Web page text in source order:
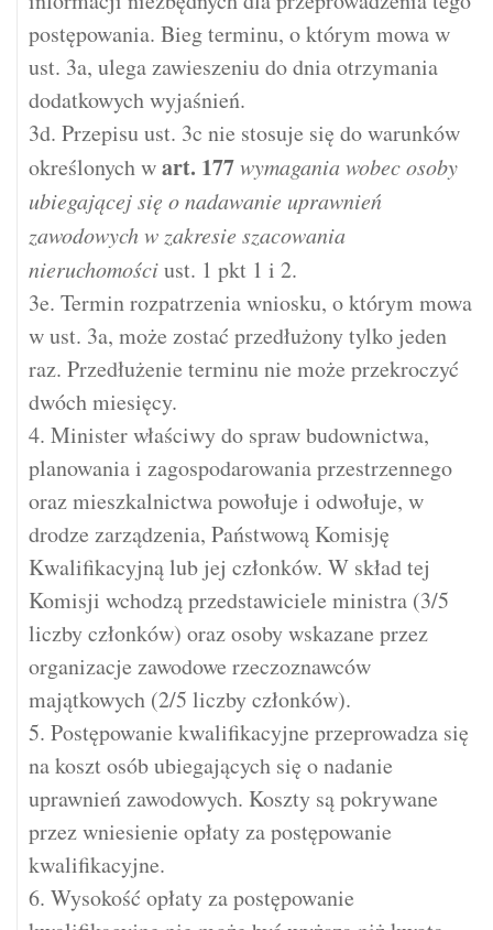
postępowania. Bieg terminu, o którym mowa w
ust. 3a, ulega zawieszeniu do dnia otrzymania
dodatkowych wyjaśnień.
3d. Przepisu ust. 3c nie stosuje się do warunków
określonych wart. 177wymagania wobec osoby
ubiegającej się o nadawanie uprawnień
zawodowych w zakresie szacowania
nieruchomościust. 1 pkt 1 i 2.
3e. Termin rozpatrzenia wniosku, o którym mowa
w ust. 3a, może zostać przedłużony tylko jeden
raz. Przedłużenie terminu nie może przekroczyć
dwóch miesięcy.
4. Minister właściwy do spraw budownictwa,
planowania i zagospodarowania przestrzennego
oraz mieszkalnictwa powołuje i odwołuje, w
drodze zarządzenia, Państwową Komisję
Kwalifikacyjną lub jej członków. W skład tej
Komisji wchodzą przedstawiciele ministra (3/5
liczby członków) oraz osoby wskazane przez
organizacje zawodowe rzeczoznawców
majątkowych (2/5 liczby członków).
5. Postępowanie kwalifikacyjne przeprowadza się
na koszt osób ubiegających się o nadanie
uprawnień zawodowych. Koszty są pokrywane
przez wniesienie opłaty za postępowanie
kwalifikacyjne.
6. Wysokość opłaty za postępowanie